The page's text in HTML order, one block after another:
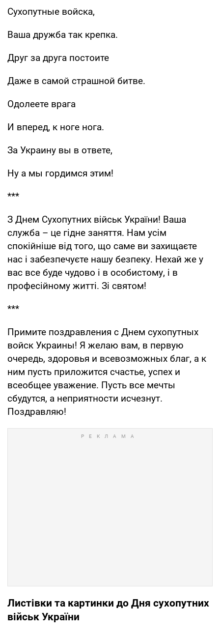
Сухопутные войска,
Ваша дружба так крепка.
Друг за друга постоите
Даже в самой страшной битве.
Одолеете врага
И вперед, к ноге нога.
За Украину вы в ответе,
Ну а мы гордимся этим!
***
З Днем Сухопутних військ України! Ваша
служба – це гідне заняття. Нам усім
спокійніше від того, що саме ви захищаєте
нас і забезпечуєте нашу безпеку. Нехай же у
вас все буде чудово і в особистому, і в
професійному житті. Зі святом!
***
Примите поздравления с Днем сухопутных
войск Украины! Я желаю вам, в первую
очередь, здоровья и всевозможных благ, а к
ним пусть приложится счастье, успех и
всеобщее уважение. Пусть все мечты
сбудутся, а неприятности исчезнут.
Поздравляю!
Листівки та картинки до Дня сухопутних
військ України